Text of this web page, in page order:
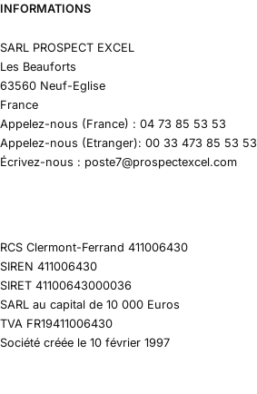
INFORMATIONS
SARL PROSPECT EXCEL
Les Beauforts
63560 Neuf-Eglise
France
Appelez-nous (France) : 04 73 85 53 53
Appelez-nous (Etranger): 00 33 473 85 53 53
Écrivez-nous : poste7@prospectexcel.com
RCS Clermont-Ferrand 411006430
SIREN 411006430
SIRET 41100643000036
SARL au capital de 10 000 Euros
TVA FR19411006430
Société créée le 10 février 1997